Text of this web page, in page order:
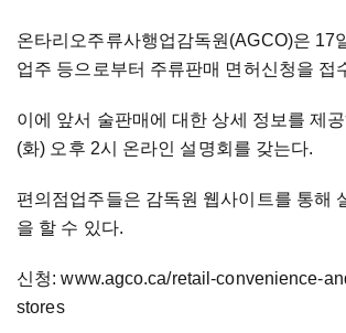
온타리오주류사행업감독원(AGCO)은 17
업주 등으로부터 주류판매 면허신청을 접
이에 앞서 술판매에 대한 상세 정보를 제
(화) 오후 2시 온라인 설명회를 갖는다.
편의점업주들은 감독원 웹사이트를 통해
을 할 수 있다.
신청: www.agco.ca/retail-convenience-
stores